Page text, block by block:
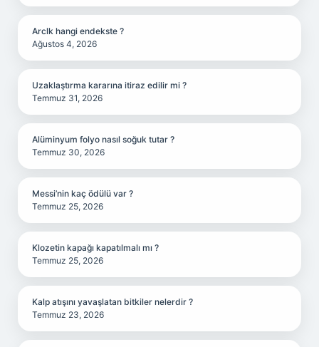
Arclk hangi endekste ?
Ağustos 4, 2026
Uzaklaştırma kararına itiraz edilir mi ?
Temmuz 31, 2026
Alüminyum folyo nasıl soğuk tutar ?
Temmuz 30, 2026
Messi’nin kaç ödülü var ?
Temmuz 25, 2026
Klozetin kapağı kapatılmalı mı ?
Temmuz 25, 2026
Kalp atışını yavaşlatan bitkiler nelerdir ?
Temmuz 23, 2026